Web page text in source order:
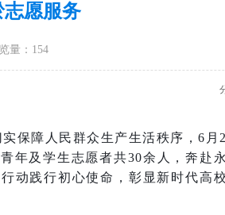
愿服务
保障人民群众生产生活秩序，6月2
年及学生志愿者共30余人，奔赴永
动践行初心使命，彰显新时代高校
量： 154